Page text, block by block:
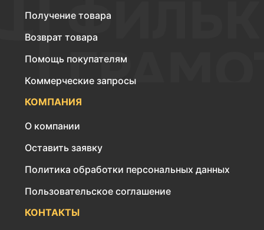
Получение товара
Возврат товара
Помощь покупателям
Коммерческие запросы
КОМПАНИЯ
О компании
Оставить заявку
Политика обработки персональных данных
Пользовательское соглашение
КОНТАКТЫ